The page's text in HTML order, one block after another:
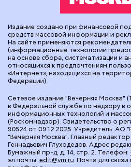
Сетевое издание "Вечерняя Москва"
в Федеральной службе по надзору в
информационных технологий и
(Роскомнадзор). Свидетельство о
90524 от 09.12.2025. Учредитель: АО
"Вечерняя Москва". Главный редактор
Геннадьевич Глуходедов. Адрес
Бумажный пр-д, д. 14, стр. 2. Телефон:
эл.почты: edit@vm.ru. Почта для
Издание создано при финансовой
средств массовой информации и
На сайте применяются
(информационные технологии
на основе сбора, систематизации и
относящихся к предпочтениям
«Интернет», находящихся на
Федерации).